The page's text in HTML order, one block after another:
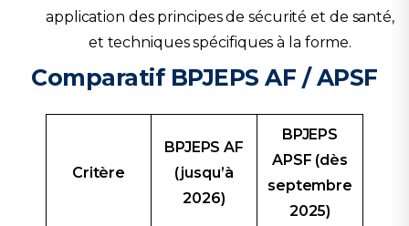
application des principes de sécurité et de santé,
et techniques spécifiques à la forme.
Comparatif BPJEPS AF / APSF
Critère
BPJEPS AF
(jusqu’à
2026)
BPJEPS
APSF (dès
septembre
2025)